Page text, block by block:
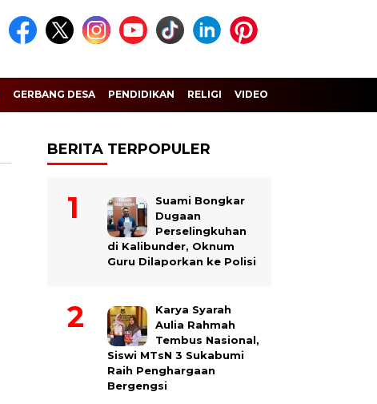
GERBANG DESA PENDIDIKAN RELIGI VIDEO
BERITA TERPOPULER
Suami Bongkar
Dugaan
Perselingkuhan
di Kalibunder, Oknum
Guru Dilaporkan ke Polisi
Karya Syarah
Aulia Rahmah
Tembus Nasional,
Siswi MTsN 3 Sukabumi
Raih Penghargaan
Bergengsi